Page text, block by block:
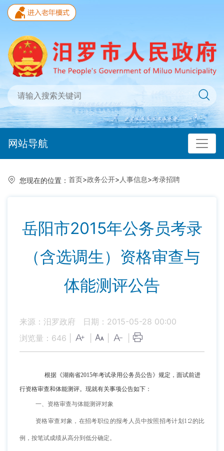
网站导航
您现在的位置： 首页>政务公开> 人事信息>考录招聘
岳阳市2015年公务员考录
（含选调生）资格审查与
体能测评公告
来源：汨罗政府
日期：2015-05-28 00:00
浏览量： 646
根据《湖南省2015年考试录用公务员公告》规定，面试前进
行资格审查和体能测评。现就有关事项公告如下：
一、资格审查与体能测评对象
资格审查对象，在招考职位的报考人员中按照招考计划1∶2的比
例，按笔试成绩从高分到低分确定。